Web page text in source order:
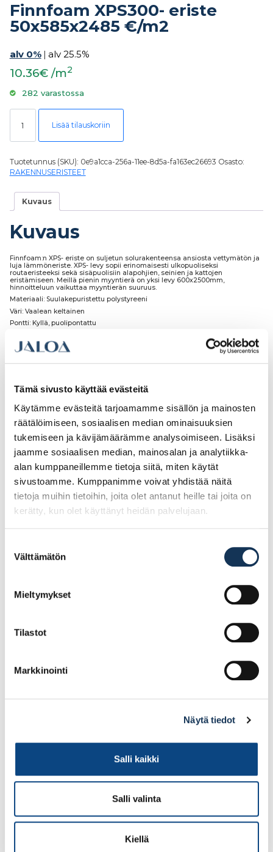
Tämä sivusto käyttää evästeitä
Käytämme evästeitä tarjoamamme sisällön ja mainosten
räätälöimiseen, sosiaalisen median ominaisuuksien
tukemiseen ja kävijämäärämme analysoimiseen. Lisäksi
jaamme sosiaalisen median, mainosalan ja analytiikka-
alan kumppaneillemme tietoja siitä, miten käytät
sivustoamme. Kumppanimme voivat yhdistää näitä
tietoja muihin tietoihin, joita olet antanut heille tai joita on
kerätty, kun olet käyttänyt heidän palvelujaan.
valinta
Välttämätön
Mieltymykset
Tilastot
Markkinointi
Näytä tiedot
Salli kaikki
Salli valinta
Kiellä
Finnfoam XPS300- eriste
50x585x2485 €/m2
alv 0% | alv 25.5%
10.36€ /m2
282 varastossa
Finnfoam XPS300- eriste 50x585x2485 €/m2 määrä
Lisää tilauskoriin
Tuotetunnus (SKU): 0e9a1cca-256a-11ee-8d5a-fa163ec26693 Osasto:
RAKENNUSERISTEET
Kuvaus
Kuvaus
Finnfoam:n XPS- eriste on suljetun solurakenteensa ansiosta vettymätön ja
luja lämmöneriste. XPS- levy sopii erinomaisesti ulkopuoliseksi
routaeristeeksi sekä sisäpuolisiin alapohjien, seinien ja kattojen
eristämiseen. Meillä pienin myyntierä on yksi levy 600x2500mm,
hinnoitteluun vaikuttaa myyntierän suuruus.
Materiaali: Suulakepuristettu polystyreeni
Väri: Vaalean keltainen
Pontti: Kyllä, puolipontattu
Lämmönjohtavuus: 0,034-0,040 W/mK
Tutustu myös
5.50€ /m (alv. 0%)